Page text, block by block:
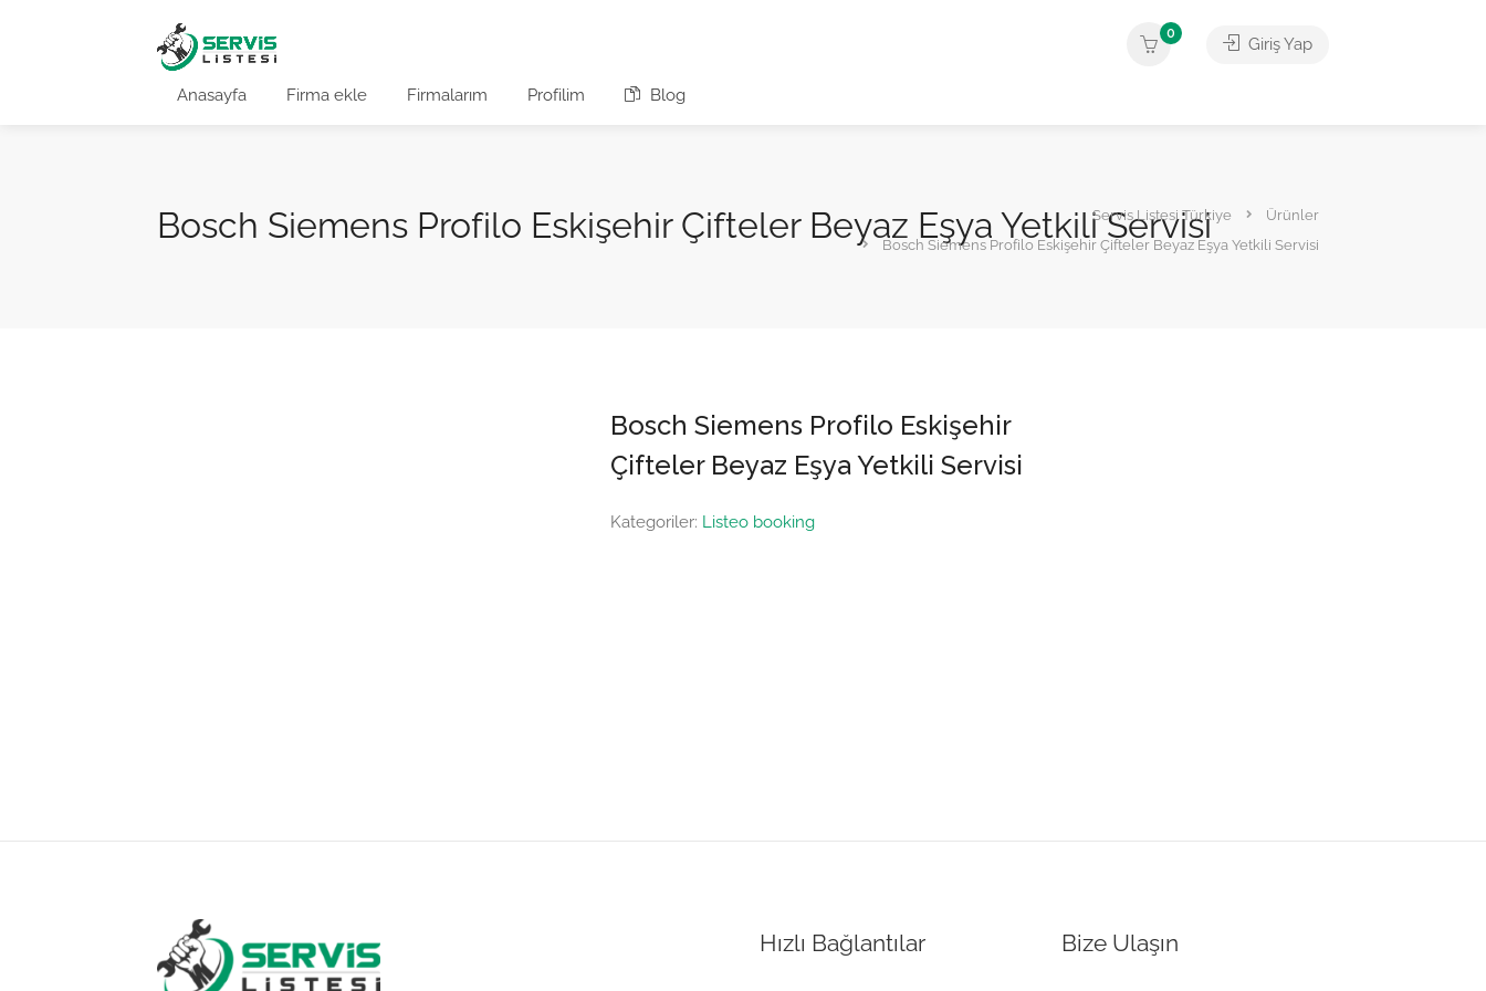
Anasayfa Firma ekle Firmalarım Profilim Blog
0
Giriş Yap
Bosch Siemens Profilo Eskişehir Çifteler Beyaz Eşya Yetkili Servisi
Servis Listesi Türkiye
Ürünler
Bosch Siemens Profilo Eskişehir Çifteler Beyaz Eşya Yetkili Servisi
Bosch Siemens Profilo Eskişehir
Çifteler Beyaz Eşya Yetkili Servisi
Kategoriler: Listeo booking
Hızlı Bağlantılar Bize Ulaşın